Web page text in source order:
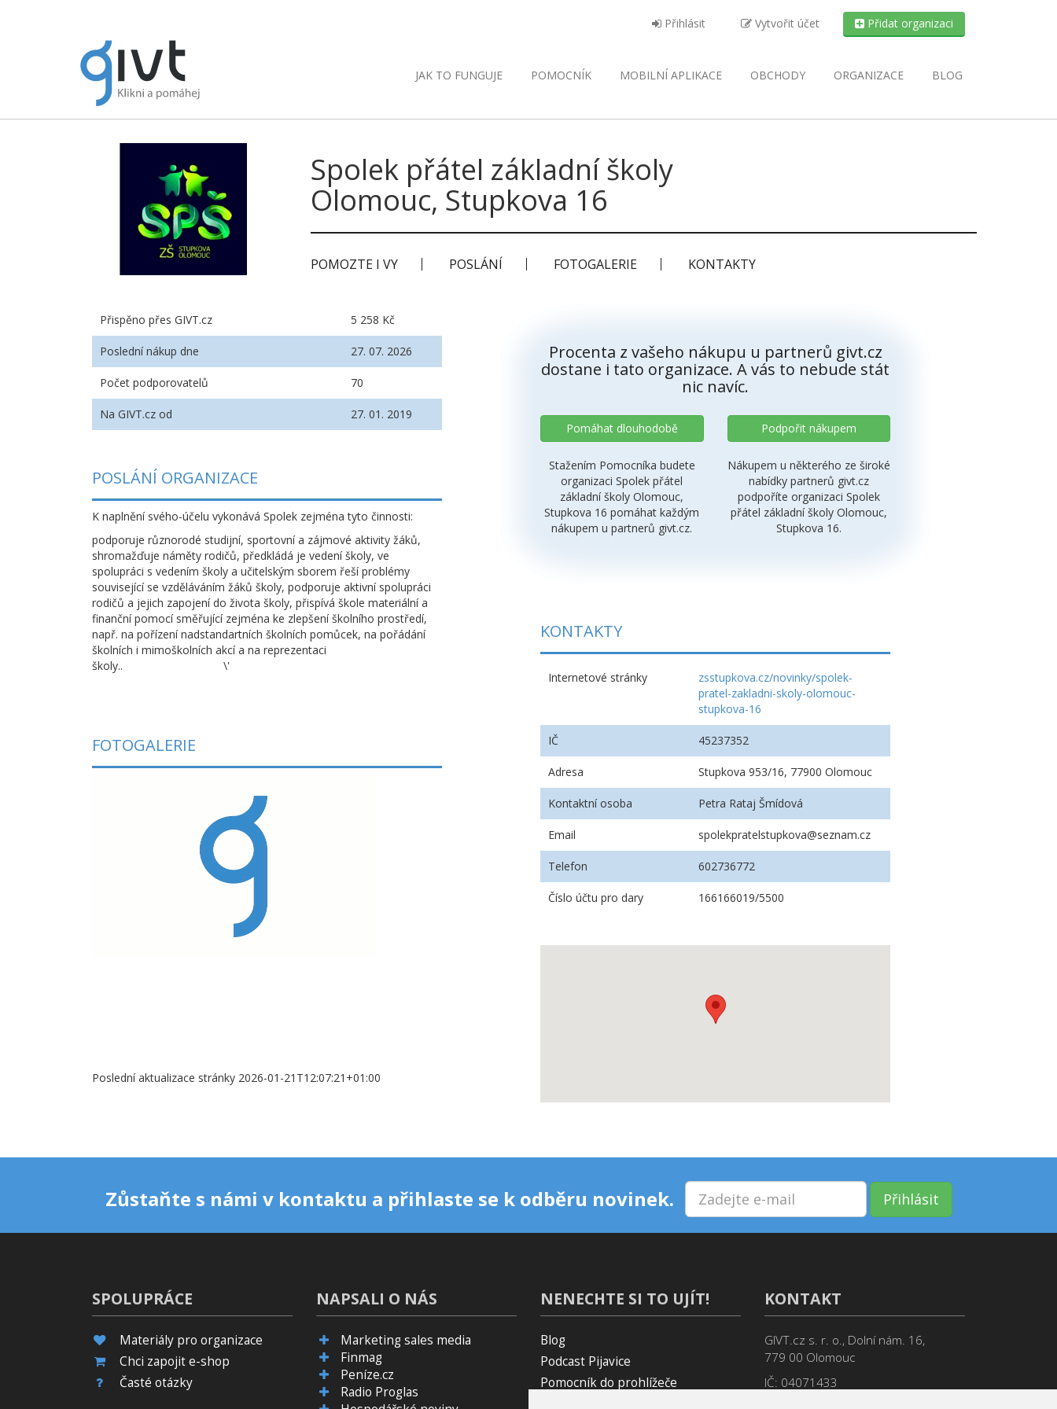
Přihlásit Vytvořit účet Přidat organizaci
JAK TO FUNGUJE POMOCNÍK MOBILNÍ APLIKACE OBCHODY ORGANIZACE BLOG
Spolek přátel základní školy
Olomouc, Stupkova 16
POMOZTE I VY POSLÁNÍ FOTOGALERIE KONTAKTY
Přispěno přes GIVT.cz 5 258 Kč
Poslední nákup dne 27. 07. 2026
Počet podporovatelů 70
Na GIVT.cz od 27. 01. 2019
POSLÁNÍ ORGANIZACE
K naplnění svého-účelu vykonává Spolek zejména tyto činnosti:
podporuje různorodé studijní, sportovní a zájmové aktivity žáků,
shromažďuje náměty rodičů, předkládá je vedení školy, ve
spolupráci s vedením školy a učitelským sborem řeší problémy
související se vzděláváním žáků školy, podporuje aktivní spolupráci
rodičů a jejich zapojení do života školy, přispívá škole materiální a
finanční pomocí směřující zejména ke zlepšení školního prostředí,
např. na pořízení nadstandartních školních pomůcek, na pořádání
školních i mimoškolních akcí a na reprezentaci
školy.. \'
FOTOGALERIE
Poslední aktualizace stránky 2026-01-21T12:07:21+01:00
Procenta z vašeho nákupu u partnerů givt.cz
dostane i tato organizace. A vás to nebude stát
nic navíc.
Pomáhat dlouhodobě
Stažením Pomocníka budete
organizaci Spolek přátel
základní školy Olomouc,
Stupkova 16 pomáhat každým
nákupem u partnerů givt.cz.
Podpořit nákupem
Nákupem u některého ze široké
nabídky partnerů givt.cz
podpoříte organizaci Spolek
přátel základní školy Olomouc,
Stupkova 16.
KONTAKTY
Internetové stránky
zsstupkova.cz/novinky/spolek-
pratel-zakladni-skoly-olomouc-
stupkova-16
IČ 45237352
Adresa Stupkova 953/16, 77900 Olomouc
Kontaktní osoba Petra Rataj Šmídová
Email spolekpratelstupkova@seznam.cz
Telefon 602736772
Číslo účtu pro dary 166166019/5500
Zůstaňte s námi v kontaktu a přihlaste se k odběru novinek. Přihlásit
SPOLUPRÁCE
Materiály pro organizace
Chci zapojit e-shop
Časté otázky
NAPSALI O NÁS
Marketing sales media
Finmag
Peníze.cz
Radio Proglas
NENECHTE SI TO UJÍT!
Blog
Podcast Pijavice
Pomocník do prohlížeče
KONTAKT
GIVT.cz s. r. o., Dolní nám. 16,
779 00 Olomouc
IČ: 04071433